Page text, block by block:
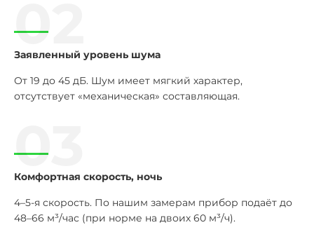
02
Заявленный уровень шума
От 19 до 45 дБ. Шум имеет мягкий характер,
отсутствует «механическая» составляющая.
03
Комфортная скорость, ночь
4–5-я скорость. По нашим замерам прибор подаёт до
48–66 м³/час (при норме на двоих 60 м³/ч).